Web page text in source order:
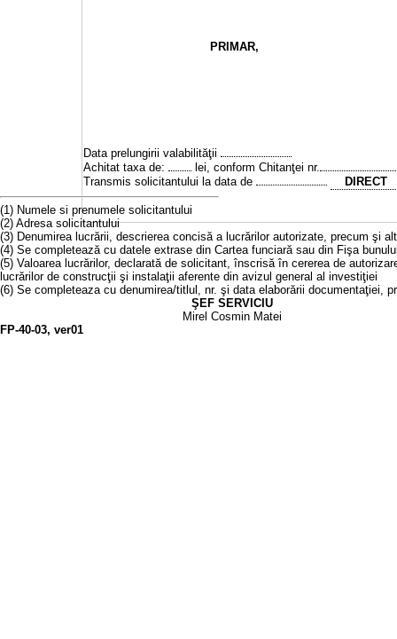
PRIMAR,
Data prelungirii valabilităţii
Achitat taxa de:
lei, conform Chitanţei nr.
Transmis solicitantului la data de
DIRECT
(1) Numele si prenumele solicitantului
(2) Adresa solicitantului
(3) Denumirea lucrării, descrierea concisă a lucrărilor autorizate, precum şi
(4) Se completează cu datele extrase din Cartea funciară sau din Fişa
(5) Valoarea lucrărilor, declarată de solicitant, înscrisă în cererea de
lucrărilor de construcţii şi instalaţii aferente din avizul general al investiţiei
(6) Se completeaza cu denumirea/titlul, nr. şi data elaborării documentaţiei,
ŞEF SERVICIU
Mirel Cosmin Matei
FP-40-03, ver01